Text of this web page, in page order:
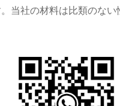
当社の材料は比類のな